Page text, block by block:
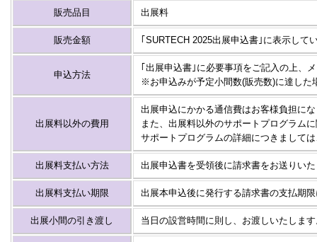
販売品目 出展料
販売金額 ｢SURTECH 2025出展申込書｣に表示して
申込方法
｢出展申込書｣に必要事項をご記入の上、
※お申込みが予定小間数(販売数)に達した
出展料以外の費用
出展申込にかかる通信費はお客様負担に
また、出展料以外のサポートプログラム
サポートプログラムの詳細につきまして
出展料支払い方法 出展申込書を受領後に請求書をお送りい
出展料支払い期限 出展本申込後に発行する請求書の支払期
出展小間の引き渡し 当日の設営時間に則し、お渡しいたしま